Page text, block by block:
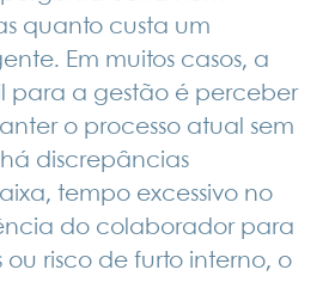
quanto custa um
Em muitos casos, a
para a gestão é perceber
o processo atual sem
discrepâncias
, tempo excessivo no
do colaborador para
ou risco de furto interno, o